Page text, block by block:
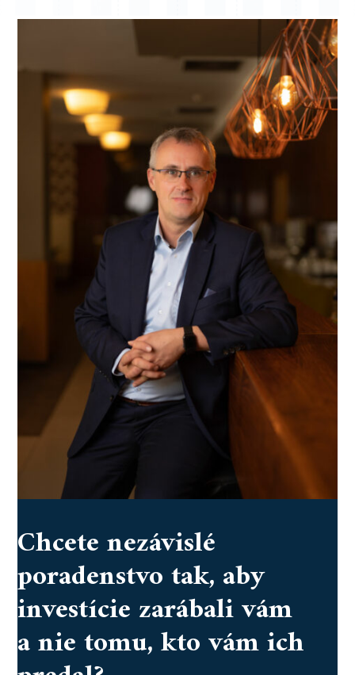
Chcete nezávislé
poradenstvo tak, aby
investície zarábali vám
a nie tomu, kto vám ich